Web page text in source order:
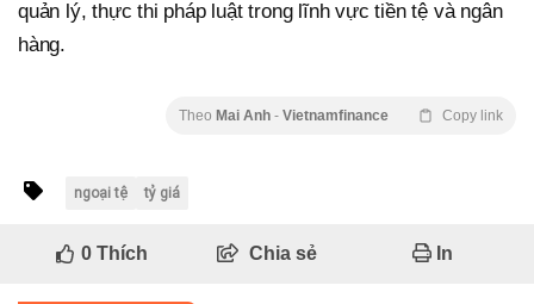
quản lý, thực thi pháp luật trong lĩnh vực tiền tệ và ngân
hàng.
Theo Mai Anh - Vietnamfinance Copy link
ngoại tệ tỷ giá
0Thích Chia sẻ In